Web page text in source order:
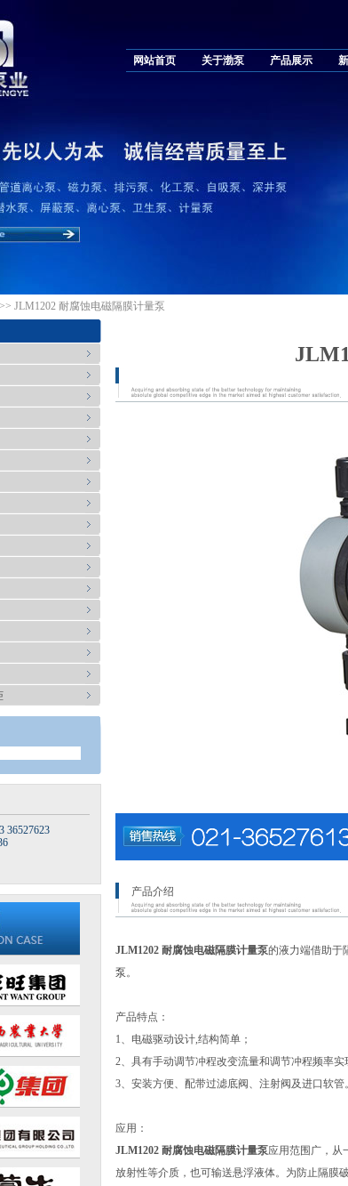
网站首页 关于渤泵 产品展示
JLM1202 耐腐蚀电磁隔膜计量泵
36527623
产品介绍
JLM1202 耐腐蚀电磁隔膜计量泵的液力端借助于
泵。
产品特点：
1、电磁驱动设计,结构简单；
2、具有手动调节冲程改变流量和调节冲程频率实
3、安装方便、配带过滤底阀、注射阀及进口软管。
应用：
JLM1202 耐腐蚀电磁隔膜计量泵应用范围广，从
放射性等介质，也可输送悬浮液体。为防止隔膜